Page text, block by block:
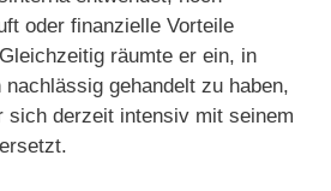
oder finanzielle Vorteile
räumte er ein, in
gehandelt zu haben,
sich derzeit intensiv mit seinem